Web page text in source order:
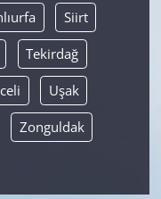
Siirt
Tekirdağ
Uşak
Zonguldak